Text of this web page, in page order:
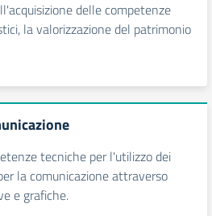
delle competenze
la valorizzazione del patrimonio
tecniche per l'utilizzo dei
la comunicazione attraverso
e grafiche.